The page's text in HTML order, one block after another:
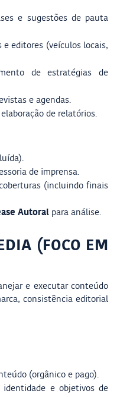
e sugestões de pauta
editores (veículos locais,
de estratégias de
e agendas.
de relatórios.
de imprensa.
(incluindo finais
Autoral para análise.
(FOCO EM
e executar conteúdo
consistência editorial
(orgânico e pago).
e objetivos de